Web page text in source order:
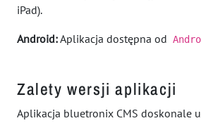
iPad).
Android:Aplikacja dostępna od
Zalety wersji aplikacji
Aplikacja bluetronix CMS doskonale